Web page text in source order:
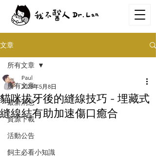
文章
所有文章
最新消息
資源下載
活動公告
飼主必看小知識
所有文章
貓咪拔牙後的縫線技巧 - 埋藏式
縫線結有助加速傷口癒合
Paul
2025年5月8日